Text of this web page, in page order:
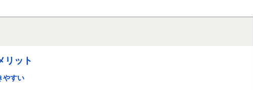
リット
やすい